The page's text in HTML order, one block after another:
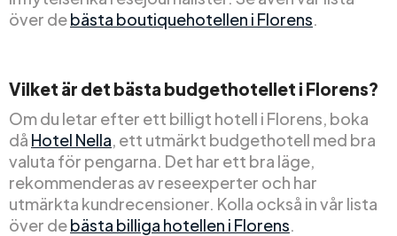
över debästa boutiquehotellen i Florens.
Vilket är det bästa budgethotellet i Florens?
Om du letar efter ett billigt hotell i Florens, boka
då Hotel Nella, ett utmärkt budgethotell med bra
valuta för pengarna. Det har ett bra läge,
rekommenderas av reseexperter och har
utmärkta kundrecensioner. Kolla också in vår lista
över debästa billiga hotellen i Florens.